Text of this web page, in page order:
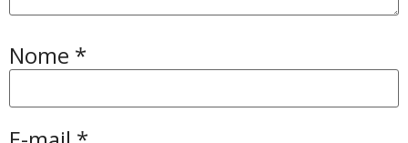
Nome *